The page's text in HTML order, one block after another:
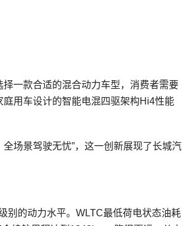
一款合适的混合动力车型，消费者需要
用车设计的智能电混四驱架构Hi4性能
场景驾驶无忧”，这一创新展现了长城汽
别的动力水平。WLTC最低荷电状态油耗